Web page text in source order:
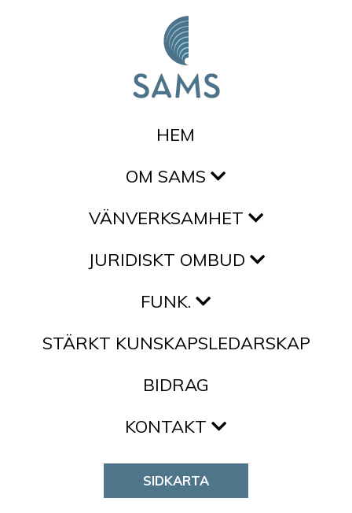
HEM
OM SAMS
VÄNVERKSAMHET
JURIDISKT OMBUD
FUNK.
STÄRKT KUNSKAPSLEDARSKAP
BIDRAG
KONTAKT
SIDKARTA